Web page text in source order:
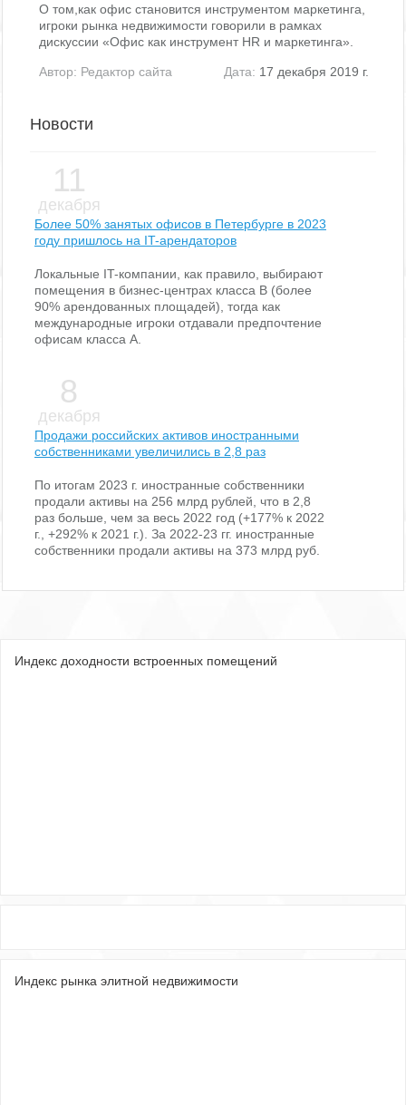
Индекс доходности встроенных помещений
Индекс рынка элитной недвижимости
О том,как офис становится инструментом маркетинга,
игроки рынка недвижимости говорили в рамках
дискуссии «Офис как инструмент HR и маркетинга».
Автор: Редактор сайта Дата: 17 декабря 2019 г.
Новости
11
декабря
Более 50% занятых офисов в Петербурге в 2023
году пришлось на IT-арендаторов
Локальные IT-компании, как правило, выбирают
помещения в бизнес-центрах класса В (более
90% арендованных площадей), тогда как
международные игроки отдавали предпочтение
офисам класса А.
8
декабря
Продажи российских активов иностранными
собственниками увеличились в 2,8 раз
По итогам 2023 г. иностранные собственники
продали активы на 256 млрд рублей, что в 2,8
раз больше, чем за весь 2022 год (+177% к 2022
г., +292% к 2021 г.). За 2022-23 гг. иностранные
собственники продали активы на 373 млрд руб.